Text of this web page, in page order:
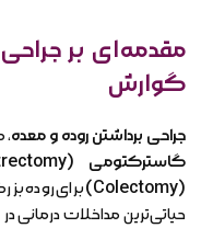
مقدمه‌ای بر
گوارش
جراحی برداشتن روده و معده
گاسترکتومی (Gastrectomy)
(Colectomy)
برای روده
حیاتی‌ترین مداخلات